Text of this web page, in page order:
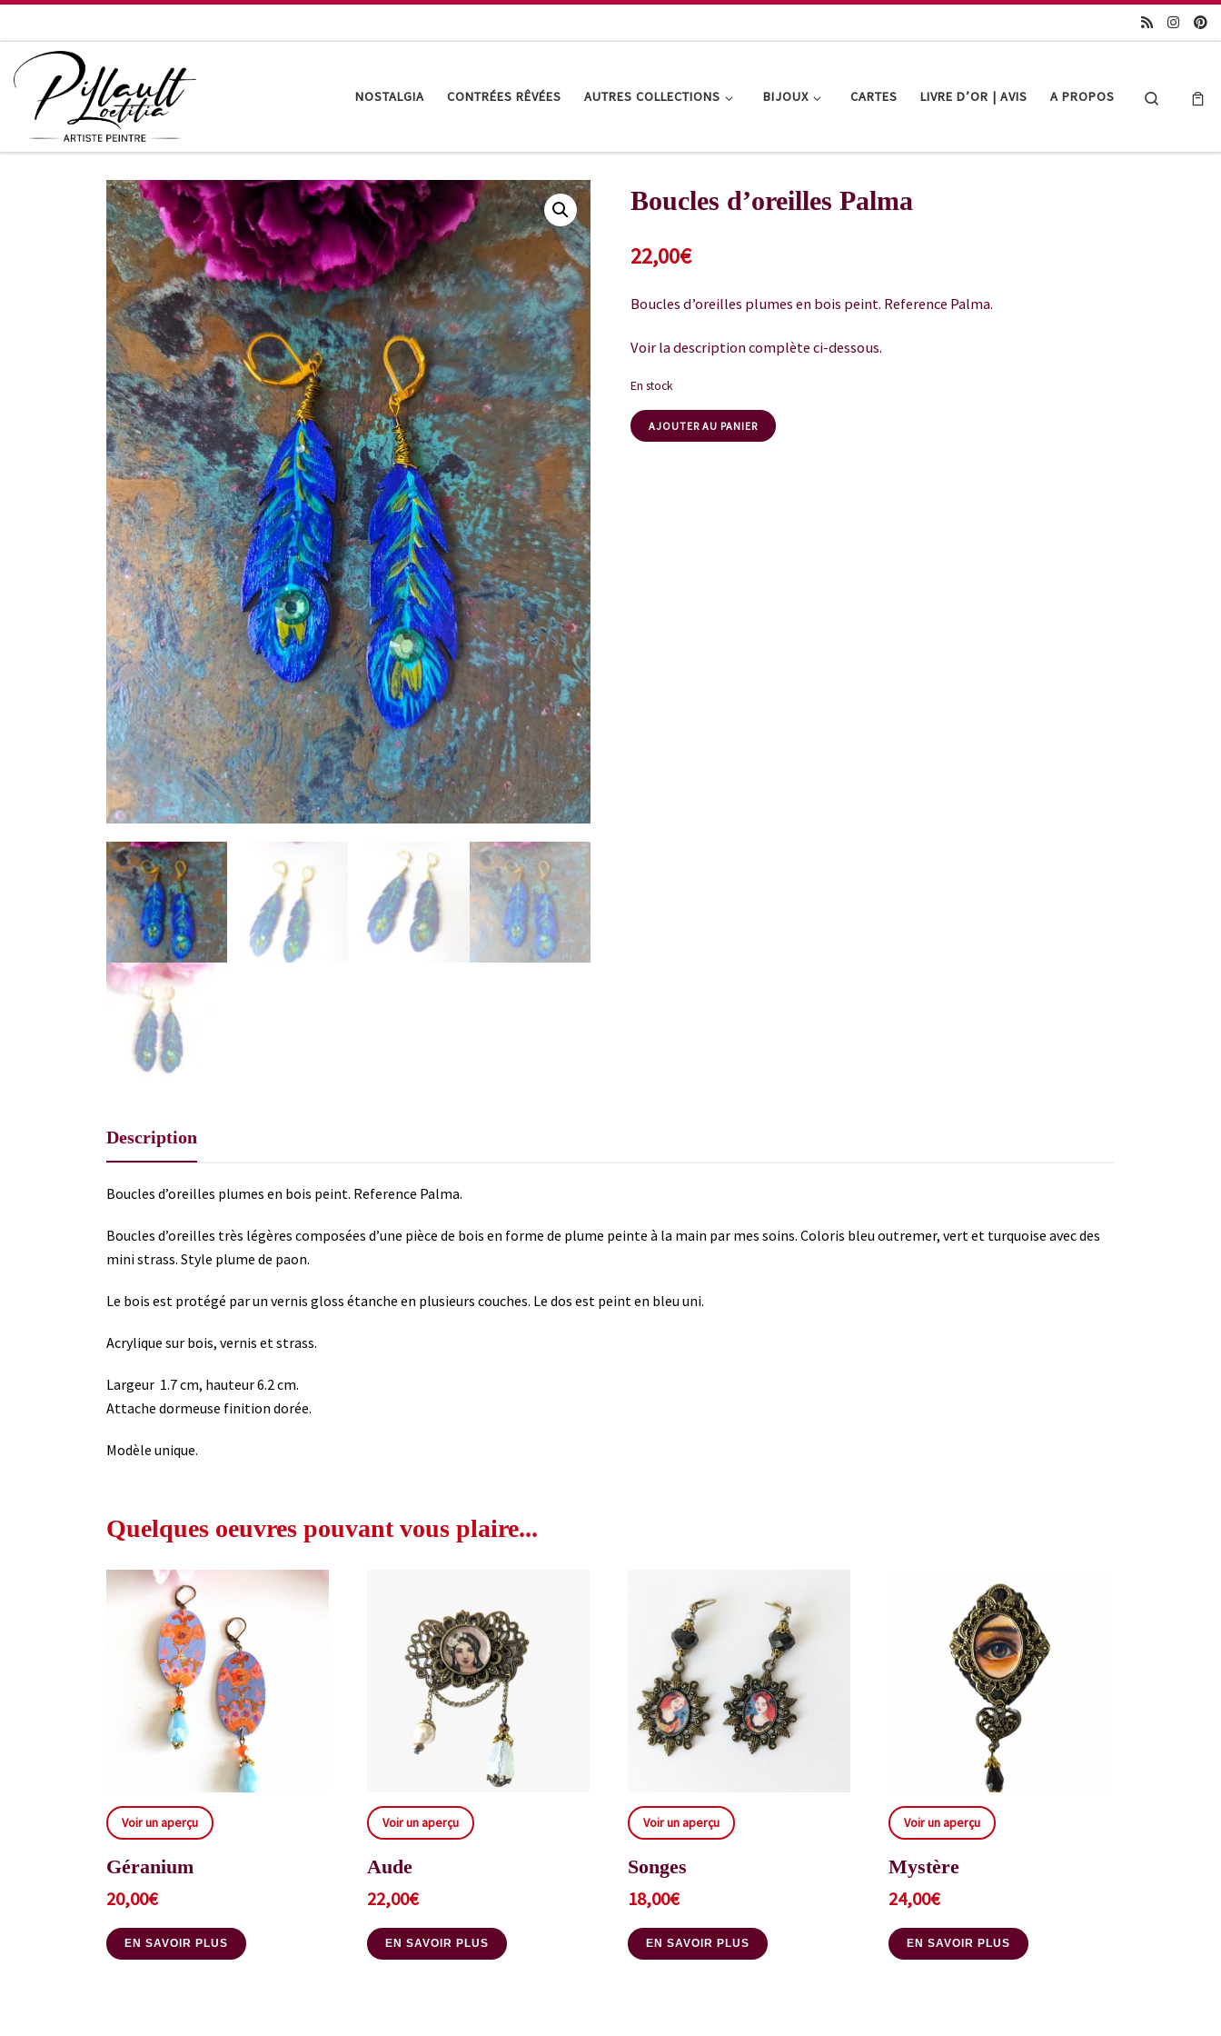
NOSTALGIA CONTRÉES RÊVÉES AUTRES COLLECTIONS BIJOUX CARTES LIVRE D’OR | AVIS A PROPOS Search
Boucles d’oreilles Palma
22,00€
Boucles d’oreilles plumes en bois peint. Reference Palma.
Voir la description complète ci-dessous.
En stock
AJOUTER AU PANIER
Description
Boucles d’oreilles plumes en bois peint. Reference Palma.
Boucles d’oreilles très légères composées d’une pièce de bois en forme de plume peinte à la main par mes soins. Coloris bleu outremer, vert et turquoise avec des
mini strass. Style plume de paon.
Le bois est protégé par un vernis gloss étanche en plusieurs couches. Le dos est peint en bleu uni.
Acrylique sur bois, vernis et strass.
Largeur 1.7 cm, hauteur 6.2 cm.
Attache dormeuse finition dorée.
Modèle unique.
Quelques oeuvres pouvant vous plaire...
Voir un aperçu
Géranium
20,00€
EN SAVOIR PLUS
Voir un aperçu
Aude
22,00€
EN SAVOIR PLUS
Voir un aperçu
Songes
18,00€
EN SAVOIR PLUS
Voir un aperçu
Mystère
24,00€
EN SAVOIR PLUS